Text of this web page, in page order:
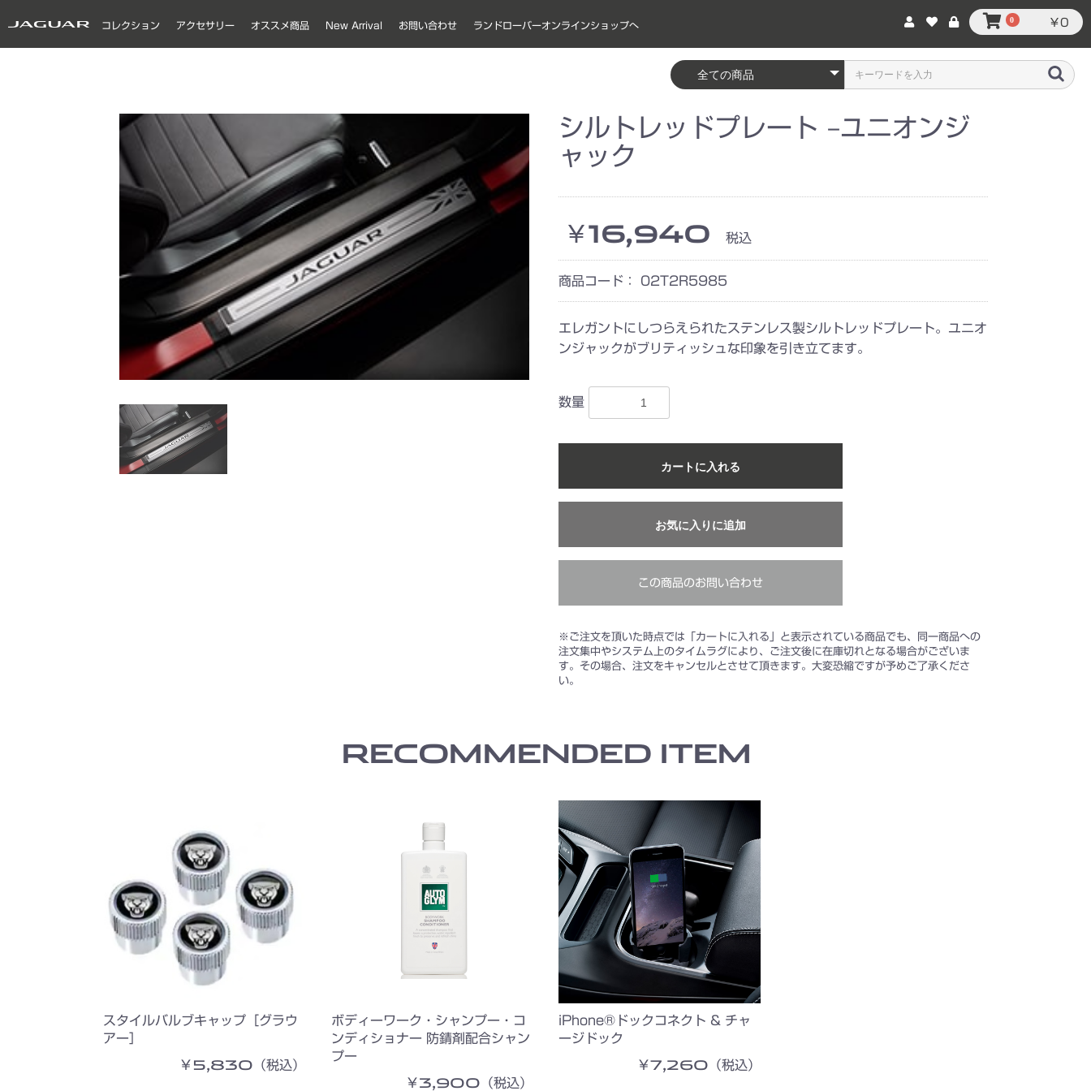
コレクション
FASHION
MODEL CARS
PETS
OTHERS
アクセサリー
F-PACE エクステリア エクステリアスタイリング
エクステリアプロテクション
インテリア インテリアスタイリング
インテリアプロテクション
ファンクション＆テクノロジ
セーフティ
ペットプロダクト
キャリング & トウイング キャリング
トウイング
ホイール&アクセサリー ホイール
ホイールアクセサリー
E-PACE エクステリア エクステリアスタイリング
エクステリアプロテクション
インテリア インテリアスタイリング
インテリアプロテクション
ファンクション＆テクノロジ
セーフティ
ペットプロダクト
キャリング & トウイング キャリング
トウイング
ホイール&アクセサリー ホイール
ホイールアクセサリー
I-PACE エクステリア エクステリアスタイリング
エクステリアプロテクション
インテリア インテリアスタイリング
インテリアプロテクション
ファンクション＆テクノロジ
セーフティ
ペットプロダクト
キャリング & トウイング キャリング
ホイール&アクセサリー ホイール
ホイールアクセサリー
F-TYPE エクステリア エクステリアスタイリング
エクステリアプロテクション
インテリア インテリアスタイリング
インテリアプロテクション
ファンクション＆テクノロジ
ホイール&アクセサリー ホイール
ホイールアクセサリー
XE エクステリア エクステリアスタイリング
エクステリアプロテクション
インテリア インテリアスタイリング
インテリアプロテクション
ファンクション＆テクノロジ
セーフティ
ペットプロダクト
キャリング & トウイング キャリング
トウイング
ホイール&アクセサリー ホイール
ホイールアクセサリー
XF エクステリア エクステリアスタイリング
エクステリアプロテクション
インテリア インテリアスタイリング
インテリアプロテクション
ファンクション＆テクノロジ
セーフティ
ペットプロダクト
キャリング & トウイング キャリング
トウイング
ホイール&アクセサリー ホイール
ホイールアクセサリー
XF_X250(2007-2015)
XJ_X351(2018)
カーケアプロダクト
ペットプロダクト
オススメ商品 New Arrival お問い合わせ ランドローバーオンラインショップへ
0 ￥0
シルトレッドプレート –ユニオンジ
ャック
￥16,940 税込
商品コード： 02T2R5985
エレガントにしつらえられたステンレス製シルトレッドプレート。ユニオ
ンジャックがブリティッシュな印象を引き立てます。
数量
カートに入れる
お気に入りに追加
この商品のお問い合わせ
※ご注文を頂いた時点では「カートに入れる」と表示されている商品でも、同一商品への
注文集中やシステム上のタイムラグにより、ご注文後に在庫切れとなる場合がございま
す。その場合、注文をキャンセルとさせて頂きます。大変恐縮ですが予めご了承くださ
い。
RECOMMENDED ITEM
スタイルバルブキャップ［グラウ
アー］
￥5,830（税込）
ボディーワーク・シャンプー・コ
ンディショナー 防錆剤配合シャン
プー
￥3,900（税込）
iPhone®ドックコネクト & チャ
ージドック
￥7,260（税込）